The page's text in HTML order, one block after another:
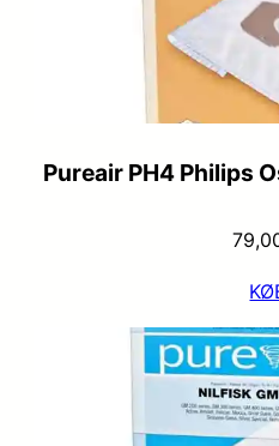
Pureair PH4 Philips